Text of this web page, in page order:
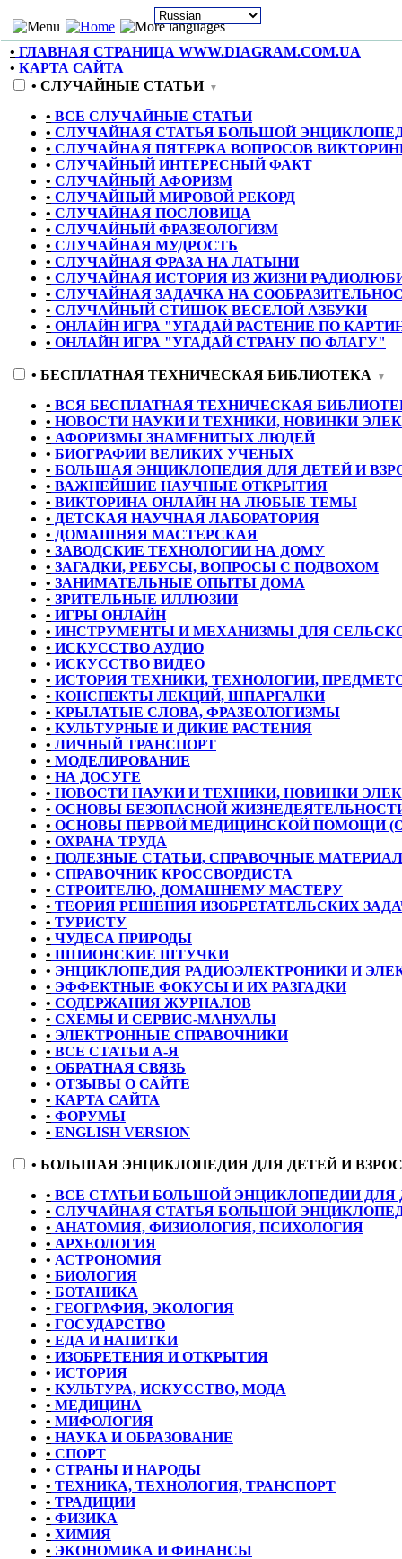
• ГЛАВНАЯ СТРАНИЦА WWW.DIAGRAM.COM.UA
• КАРТА САЙТА
• СЛУЧАЙНЫЕ СТАТЬИ ▼
• ВСЕ СЛУЧАЙНЫЕ СТАТЬИ
• СЛУЧАЙНАЯ СТАТЬЯ БОЛЬШОЙ
• СЛУЧАЙНАЯ ПЯТЕРКА ВОПРОСОВ
• СЛУЧАЙНЫЙ ИНТЕРЕСНЫЙ ФАКТ
• СЛУЧАЙНЫЙ АФОРИЗМ
• СЛУЧАЙНЫЙ МИРОВОЙ РЕКОРД
• СЛУЧАЙНАЯ ПОСЛОВИЦА
• СЛУЧАЙНЫЙ ФРАЗЕОЛОГИЗМ
• СЛУЧАЙНАЯ МУДРОСТЬ
• СЛУЧАЙНАЯ ФРАЗА НА ЛАТЫНИ
• СЛУЧАЙНАЯ ИСТОРИЯ ИЗ ЖИЗНИ
• СЛУЧАЙНАЯ ЗАДАЧКА НА
• СЛУЧАЙНЫЙ СТИШОК ВЕСЕЛОЙ АЗБУКИ
• ОНЛАЙН ИГРА "УГАДАЙ РАСТЕНИЕ ПО
• ОНЛАЙН ИГРА "УГАДАЙ СТРАНУ ПО ФЛАГУ"
• БЕСПЛАТНАЯ ТЕХНИЧЕСКАЯ БИБЛИОТЕКА ▼
• ВСЯ БЕСПЛАТНАЯ ТЕХНИЧЕСКАЯ
• НОВОСТИ НАУКИ И ТЕХНИКИ, НОВИНКИ
• АФОРИЗМЫ ЗНАМЕНИТЫХ ЛЮДЕЙ
• БИОГРАФИИ ВЕЛИКИХ УЧЕНЫХ
• БОЛЬШАЯ ЭНЦИКЛОПЕДИЯ ДЛЯ ДЕТЕЙ И
• ВАЖНЕЙШИЕ НАУЧНЫЕ ОТКРЫТИЯ
• ВИКТОРИНА ОНЛАЙН НА ЛЮБЫЕ ТЕМЫ
• ДЕТСКАЯ НАУЧНАЯ ЛАБОРАТОРИЯ
• ДОМАШНЯЯ МАСТЕРСКАЯ
• ЗАВОДСКИЕ ТЕХНОЛОГИИ НА ДОМУ
• ЗАГАДКИ, РЕБУСЫ, ВОПРОСЫ С ПОДВОХОМ
• ЗАНИМАТЕЛЬНЫЕ ОПЫТЫ ДОМА
• ЗРИТЕЛЬНЫЕ ИЛЛЮЗИИ
• ИГРЫ ОНЛАЙН
• ИНСТРУМЕНТЫ И МЕХАНИЗМЫ ДЛЯ
• ИСКУССТВО АУДИО
• ИСКУССТВО ВИДЕО
• ИСТОРИЯ ТЕХНИКИ, ТЕХНОЛОГИИ,
• КОНСПЕКТЫ ЛЕКЦИЙ, ШПАРГАЛКИ
• КРЫЛАТЫЕ СЛОВА, ФРАЗЕОЛОГИЗМЫ
• КУЛЬТУРНЫЕ И ДИКИЕ РАСТЕНИЯ
• ЛИЧНЫЙ ТРАНСПОРТ
• МОДЕЛИРОВАНИЕ
• НА ДОСУГЕ
• НОВОСТИ НАУКИ И ТЕХНИКИ, НОВИНКИ
• ОСНОВЫ БЕЗОПАСНОЙ
• ОСНОВЫ ПЕРВОЙ МЕДИЦИНСКОЙ ПОМОЩИ
• ОХРАНА ТРУДА
• ПОЛЕЗНЫЕ СТАТЬИ, СПРАВОЧНЫЕ
• СПРАВОЧНИК КРОССВОРДИСТА
• СТРОИТЕЛЮ, ДОМАШНЕМУ МАСТЕРУ
• ТЕОРИЯ РЕШЕНИЯ ИЗОБРЕТАТЕЛЬСКИХ
• ТУРИСТУ
• ЧУДЕСА ПРИРОДЫ
• ШПИОНСКИЕ ШТУЧКИ
• ЭНЦИКЛОПЕДИЯ РАДИОЭЛЕКТРОНИКИ И
• ЭФФЕКТНЫЕ ФОКУСЫ И ИХ РАЗГАДКИ
• СОДЕРЖАНИЯ ЖУРНАЛОВ
• СХЕМЫ И СЕРВИС-МАНУАЛЫ
• ЭЛЕКТРОННЫЕ СПРАВОЧНИКИ
• ВСЕ СТАТЬИ А-Я
• ОБРАТНАЯ СВЯЗЬ
• ОТЗЫВЫ О САЙТЕ
• КАРТА САЙТА
• ФОРУМЫ
• ENGLISH VERSION
• БОЛЬШАЯ ЭНЦИКЛОПЕДИЯ ДЛЯ ДЕТЕЙ И
• ВСЕ СТАТЬИ БОЛЬШОЙ ЭНЦИКЛОПЕДИИ ДЛЯ
• СЛУЧАЙНАЯ СТАТЬЯ БОЛЬШОЙ
• АНАТОМИЯ, ФИЗИОЛОГИЯ, ПСИХОЛОГИЯ
• АРХЕОЛОГИЯ
• АСТРОНОМИЯ
• БИОЛОГИЯ
• БОТАНИКА
• ГЕОГРАФИЯ, ЭКОЛОГИЯ
• ГОСУДАРСТВО
• ЕДА И НАПИТКИ
• ИЗОБРЕТЕНИЯ И ОТКРЫТИЯ
• ИСТОРИЯ
• КУЛЬТУРА, ИСКУССТВО, МОДА
• МЕДИЦИНА
• МИФОЛОГИЯ
• НАУКА И ОБРАЗОВАНИЕ
• СПОРТ
• СТРАНЫ И НАРОДЫ
• ТЕХНИКА, ТЕХНОЛОГИЯ, ТРАНСПОРТ
• ТРАДИЦИИ
• ФИЗИКА
• ХИМИЯ
• ЭКОНОМИКА И ФИНАНСЫ